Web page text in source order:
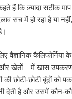
हैं कि ज़्यादा सटीक
सच में हो रहा है या
वैज्ञानिक कैलिफोर्निया
खेतों – में खास
छोटी-छोटी बूंदों को
देती है और उसमें कौन-